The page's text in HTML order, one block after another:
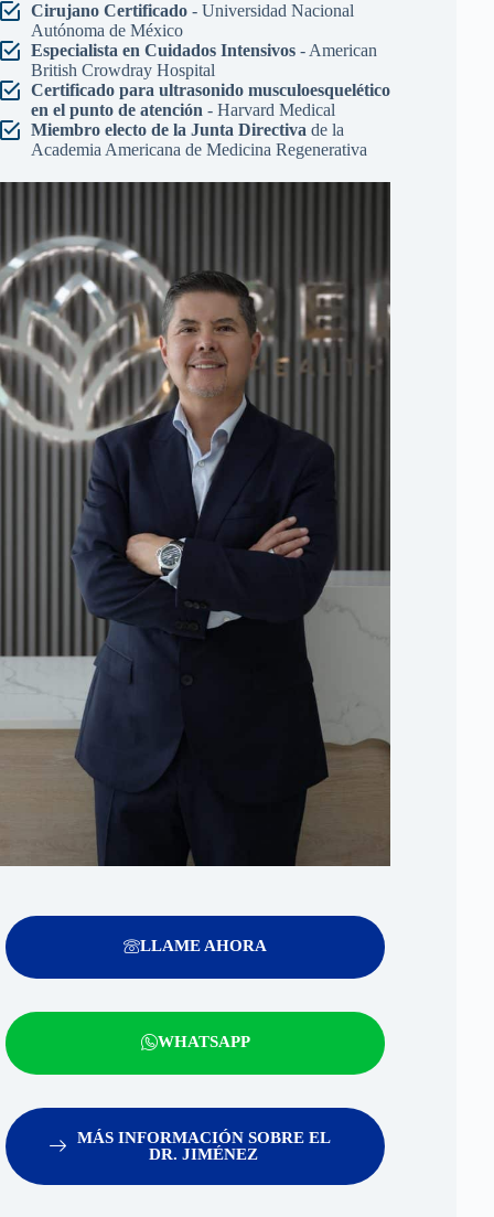
Cirujano Certificado- Universidad Nacional
Autónoma de México
Especialista en Cuidados Intensivos- American
British Crowdray Hospital
Certificado para ultrasonido musculoesquelético
en el punto de atención- Harvard Medical
Miembro electo de la Junta Directivade la
Academia Americana de Medicina Regenerativa
LLAME AHORA
WHATSAPP
MÁS INFORMACIÓN SOBRE EL
DR. JIMÉNEZ